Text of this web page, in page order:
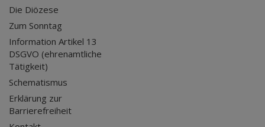
Die Diözese
Zum Sonntag
Information Artikel 13
DSGVO (ehrenamtliche
Tätigkeit)
Schematismus
Erklärung zur
Barrierefreiheit